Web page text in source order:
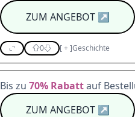
ZUM ANGEBOT↗
0 [+]Geschichte
Bis zu 70% Rabattauf
ZUM ANGEBOT↗